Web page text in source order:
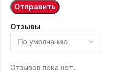
Отзывы
Отзывов пока нет.